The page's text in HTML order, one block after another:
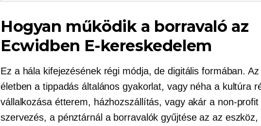
Hogyan működik a borravaló az
Ecwidben E-kereskedelem
Ez a hála kifejezésének régi módja, de digitális formában.
életben a tippadás általános gyakorlat, vagy néha a kultúra
vállalkozása étterem, házhozszállítás, vagy akár a non-profit
szervezés, a pénztárnál a borravalók gyűjtése az az eszköz,